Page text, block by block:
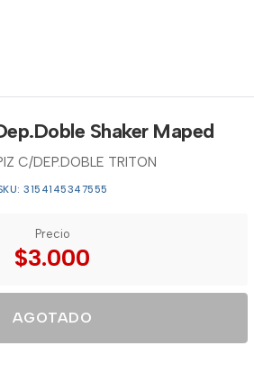
Shaker Maped
C/DEP.DOBLE TRITON
3154145347555
Precio
$3.000
AGOTADO